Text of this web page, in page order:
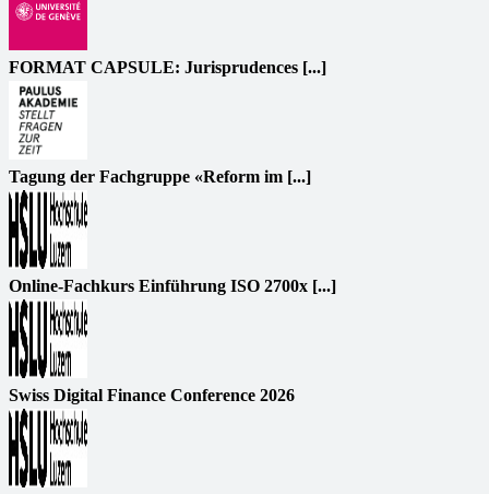
FORMAT CAPSULE: Jurisprudences [...]
Tagung der Fachgruppe «Reform im [...]
Online-Fachkurs Einführung ISO 2700x [...]
Swiss Digital Finance Conference 2026